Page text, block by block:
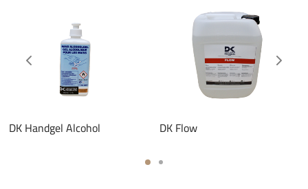
DK Handgel Alcohol DK Flow